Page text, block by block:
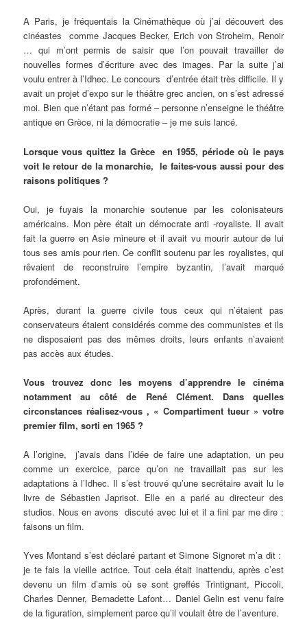
A Paris, je fréquentais la Cinémathèque où j’ai découvert des
cinéastes comme Jacques Becker, Erich von Stroheim, Renoir
… qui m’ont permis de saisir que l’on pouvait travailler de
nouvelles formes d’écriture avec des images. Par la suite j’ai
voulu entrer à l’Idhec. Le concours d’entrée était très difficile. Il y
avait un projet d’expo sur le théâtre grec ancien, on s’est adressé
moi. Bien que n’étant pas formé – personne n’enseigne le théâtre
antique en Grèce, ni la démocratie – je me suis lancé.
Lorsque vous quittez la Grèce en 1955, période où le pays
voit le retour de la monarchie, le faites-vous aussi pour des
raisons politiques ?
Oui, je fuyais la monarchie soutenue par les colonisateurs
américains. Mon père était un démocrate anti -royaliste. Il avait
fait la guerre en Asie mineure et il avait vu mourir autour de lui
tous ses amis pour rien. Ce conflit soutenu par les royalistes, qui
rêvaient de reconstruire l’empire byzantin, l’avait marqué
profondément.
Après, durant la guerre civile tous ceux qui n’étaient pas
conservateurs étaient considérés comme des communistes et ils
ne disposaient pas des mêmes droits, leurs enfants n’avaient
pas accès aux études.
Vous trouvez donc les moyens d’apprendre le cinéma
notamment au côté de René Clément. Dans quelles
circonstances réalisez-vous , « Compartiment tueur » votre
premier film, sorti en 1965 ?
A l’origine, j’avais dans l’idée de faire une adaptation, un peu
comme un exercice, parce qu’on ne travaillait pas sur les
adaptations à l’Idhec. Il s’est trouvé qu’une secrétaire avait lu le
livre de Sébastien Japrisot. Elle en a parlé au directeur des
studios. Nous en avons discuté avec lui et il a fini par me dire :
faisons un film.
Yves Montand s’est déclaré partant et Simone Signoret m’a dit :
je te fais la vieille actrice. Tout cela était inattendu, après c’est
devenu un film d’amis où se sont greffés Trintignant, Piccoli,
Charles Denner, Bernadette Lafont… Daniel Gelin est venu faire
de la figuration, simplement parce qu’il voulait être de l’aventure.